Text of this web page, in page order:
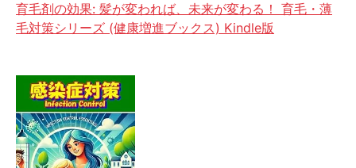
育毛剤の効果: 髪が変われば、未来が変わる！ 育毛・薄
毛対策シリーズ (健康増進ブックス) Kindle版